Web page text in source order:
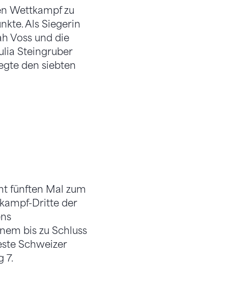
Wettkampf zu
Als Siegerin
Voss und die
Steingruber
den siebten
fünften Mal zum
Dritte der
bis zu Schluss
Schweizer
7.